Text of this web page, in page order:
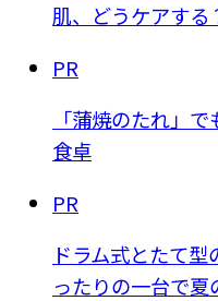
肌、どうケアする
PR
「蒲焼のたれ」
食卓
PR
ドラム式とたて
ったりの一台で